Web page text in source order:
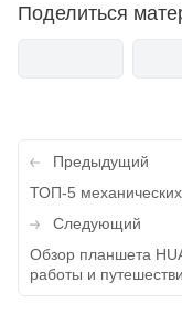
Поделиться
Навигация
по
записям
Предыдущий
ТОП-5 механических
Следующий
Обзор планшета
работы и